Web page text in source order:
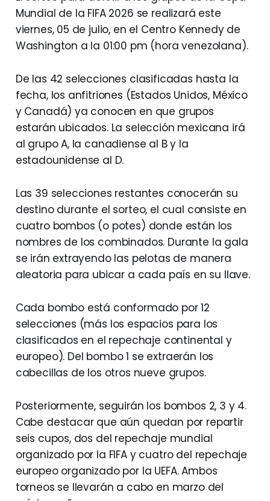
Mundial de la FIFA 2026 se realizará este
viernes, 05 de julio, en el Centro Kennedy de
Washington a la 01:00 pm (hora venezolana).
De las 42 selecciones clasificadas hasta la
fecha, los anfitriones (Estados Unidos, México
y Canadá) ya conocen en que grupos
estarán ubicados. La selección mexicana irá
al grupo A, la canadiense al B y la
estadounidense al D.
Las 39 selecciones restantes conocerán su
destino durante el sorteo, el cual consiste en
cuatro bombos (o potes) donde están los
nombres de los combinados. Durante la gala
se irán extrayendo las pelotas de manera
aleatoria para ubicar a cada país en su llave.
Cada bombo está conformado por 12
selecciones (más los espacios para los
clasificados en el repechaje continental y
europeo). Del bombo 1 se extraerán los
cabecillas de los otros nueve grupos.
Posteriormente, seguirán los bombos 2, 3 y 4.
Cabe destacar que aún quedan por repartir
seis cupos, dos del repechaje mundial
organizado por la FIFA y cuatro del repechaje
europeo organizado por la UEFA. Ambos
torneos se llevarán a cabo en marzo del